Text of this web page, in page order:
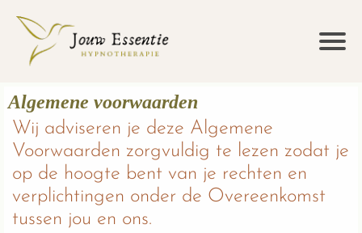
Algemene voorwaarden
Wij adviseren je deze Algemene
Voorwaarden zorgvuldig te lezen zodat je
op de hoogte bent van je rechten en
verplichtingen onder de Overeenkomst
tussen jou en ons.